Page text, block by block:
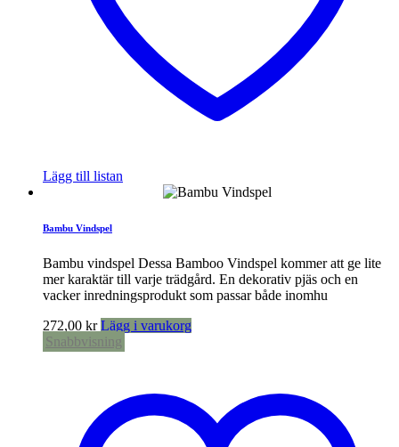
Lägg till listan
Bambu Vindspel
Bambu vindspel Dessa Bamboo Vindspel kommer att ge lite
mer karaktär till varje trädgård. En dekorativ pjäs och en
vacker inredningsprodukt som passar både inomhu
272,00 kr Lägg i varukorg
Snabbvisning